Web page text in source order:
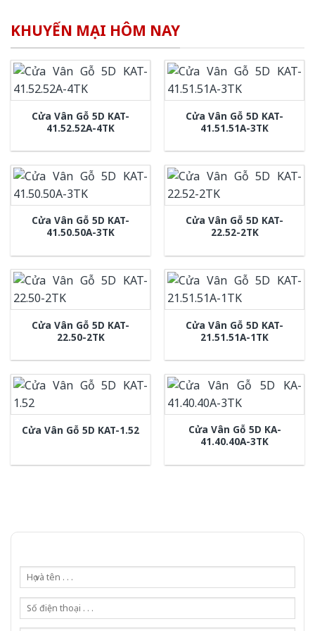
KHUYẾN MẠI HÔM NAY
Cửa Vân Gỗ 5D KAT-
41.52.52A-4TK
Cửa Vân Gỗ 5D KAT-
41.51.51A-3TK
Cửa Vân Gỗ 5D KAT-
41.50.50A-3TK
Cửa Vân Gỗ 5D KAT-
22.52-2TK
Cửa Vân Gỗ 5D KAT-
22.50-2TK
Cửa Vân Gỗ 5D KAT-
21.51.51A-1TK
Cửa Vân Gỗ 5D KAT-1.52
Cửa Vân Gỗ 5D KA-
41.40.40A-3TK